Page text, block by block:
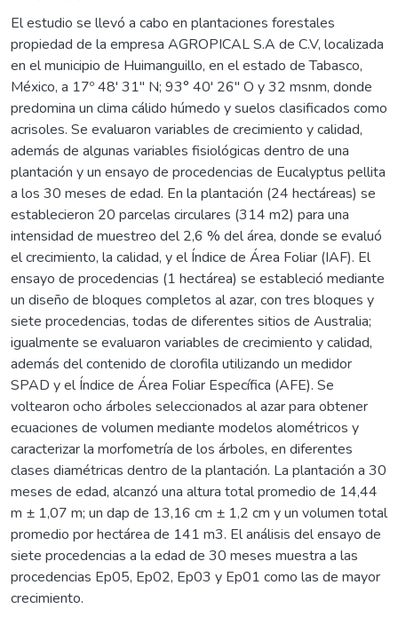
El estudio se llevó a cabo en plantaciones forestales
propiedad de la empresa AGROPICAL S.A de C.V, localizada
en el municipio de Huimanguillo, en el estado de Tabasco,
México, a 17º 48' 31'' N; 93° 40' 26'' O y 32 msnm, donde
predomina un clima cálido húmedo y suelos clasificados como
acrisoles. Se evaluaron variables de crecimiento y calidad,
además de algunas variables fisiológicas dentro de una
plantación y un ensayo de procedencias de Eucalyptus pellita
a los 30 meses de edad. En la plantación (24 hectáreas) se
establecieron 20 parcelas circulares (314 m2) para una
intensidad de muestreo del 2,6 % del área, donde se evaluó
el crecimiento, la calidad, y el Índice de Área Foliar (IAF). El
ensayo de procedencias (1 hectárea) se estableció mediante
un diseño de bloques completos al azar, con tres bloques y
siete procedencias, todas de diferentes sitios de Australia;
igualmente se evaluaron variables de crecimiento y calidad,
además del contenido de clorofila utilizando un medidor
SPAD y el Índice de Área Foliar Específica (AFE). Se
voltearon ocho árboles seleccionados al azar para obtener
ecuaciones de volumen mediante modelos alométricos y
caracterizar la morfometría de los árboles, en diferentes
clases diamétricas dentro de la plantación. La plantación a 30
meses de edad, alcanzó una altura total promedio de 14,44
m ± 1,07 m; un dap de 13,16 cm ± 1,2 cm y un volumen total
promedio por hectárea de 141 m3. El análisis del ensayo de
siete procedencias a la edad de 30 meses muestra a las
procedencias Ep05, Ep02, Ep03 y Ep01 como las de mayor
crecimiento.